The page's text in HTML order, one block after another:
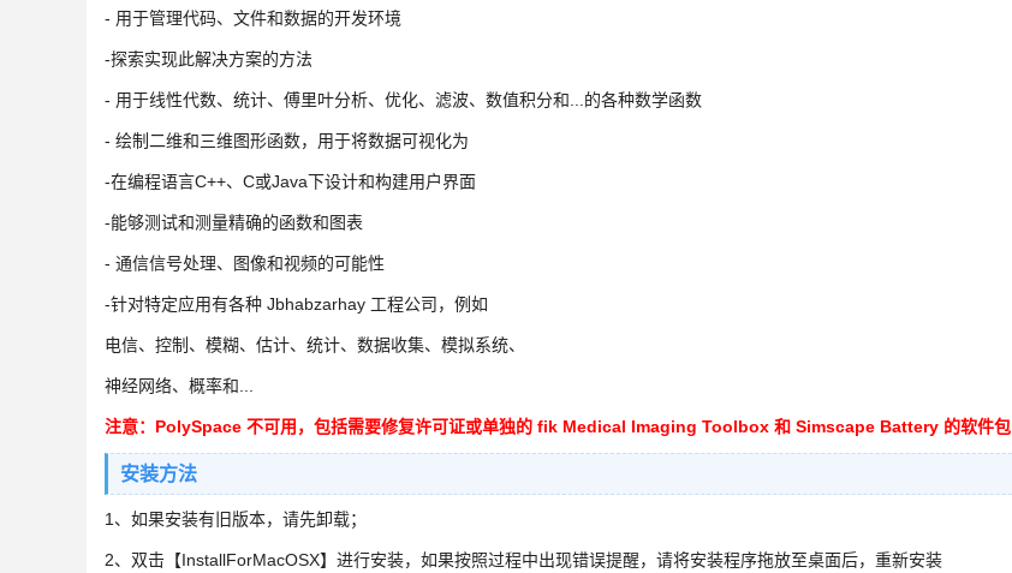
- 用于管理代码、文件和数据的开发环境
-探索实现此解决方案的方法
- 用于线性代数、统计、傅里叶分析、优化、滤波、数值积分和...的各种数学函数
- 绘制二维和三维图形函数，用于将数据可视化为
-在编程语言C++、C或Java下设计和构建用户界面
-能够测试和测量精确的函数和图表
- 通信信号处理、图像和视频的可能性
-针对特定应用有各种 Jbhabzarhay 工程公司，例如
电信、控制、模糊、估计、统计、数据收集、模拟系统、
神经网络、概率和...
注意：PolySpace 不可用，包括需要修复许可证或单独的 fik Medical Imaging Toolbox 和 Simscape Battery 的软件包
安装方法
1、如果安装有旧版本，请先卸载；
2、双击【InstallForMacOSX】进行安装，如果按照过程中出现错误提醒，请将安装程序拖放至桌面后，重新安装